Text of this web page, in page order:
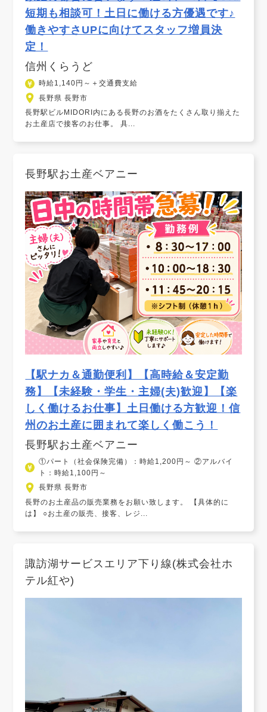
短期も相談可！土日に働ける方優遇です♪
働きやすさUPに向けてスタッフ増員決
定！
信州くらうど
時給1,140円～＋交通費支給
長野県 長野市
長野駅ビルMIDORI内にある長野のお酒をたくさん取り揃えた
お土産店で接客のお仕事。 具...
長野駅お土産ベアニー
【駅ナカ＆通勤便利】【高時給＆安定勤
務】【未経験・学生・主婦(夫)歓迎】【楽
しく働けるお仕事】土日働ける方歓迎！信
州のお土産に囲まれて楽しく働こう！
長野駅お土産ベアニー
①パート（社会保険完備）：時給1,200円～ ②アルバイ
ト：時給1,100円～
長野県 長野市
長野のお土産品の販売業務をお願い致します。 【具体的に
は】 ○お土産の販売、接客、レジ...
諏訪湖サービスエリア下り線(株式会社ホ
テル紅や)